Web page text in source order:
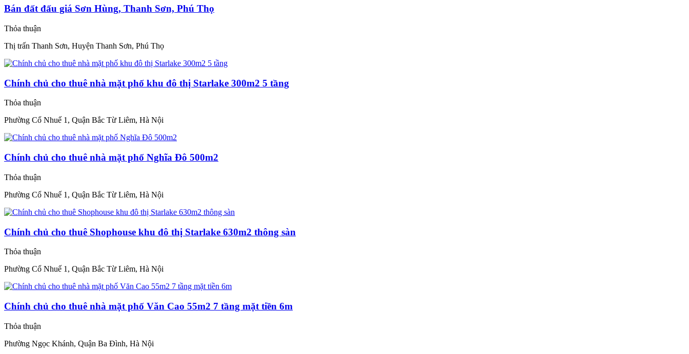
Bán đất đấu giá Sơn Hùng, Thanh Sơn, Phú Thọ
Thỏa thuận
Thị trấn Thanh Sơn, Huyện Thanh Sơn, Phú Thọ
Chính chủ cho thuê nhà mặt phố khu đô thị Starlake 300m2 5 tầng
Thỏa thuận
Phường Cổ Nhuế 1, Quận Bắc Từ Liêm, Hà Nội
Chính chủ cho thuê nhà mặt phố Nghĩa Đô 500m2
Thỏa thuận
Phường Cổ Nhuế 1, Quận Bắc Từ Liêm, Hà Nội
Chính chủ cho thuê Shophouse khu đô thị Starlake 630m2 thông sàn
Thỏa thuận
Phường Cổ Nhuế 1, Quận Bắc Từ Liêm, Hà Nội
Chính chủ cho thuê nhà mặt phố Văn Cao 55m2 7 tầng mặt tiền 6m
Thỏa thuận
Phường Ngọc Khánh, Quận Ba Đình, Hà Nội